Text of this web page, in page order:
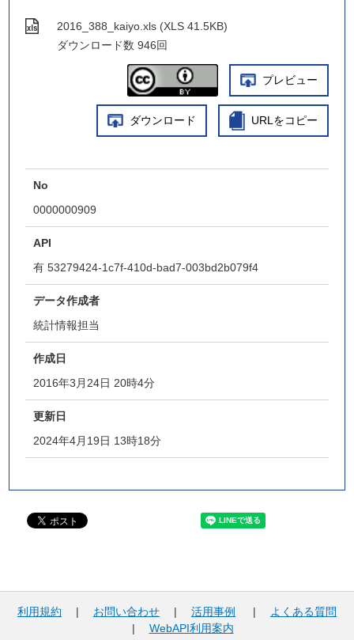
2016_388_kaiyo.xls (XLS 41.5KB)
ダウンロード数 946回
プレビュー
ダウンロード URLをコピー
No
0000000909
API
有 53279424-1c7f-410d-bad7-003bd2b079f4
データ作成者
統計情報担当
作成日
2016年3月24日 20時4分
更新日
2024年4月19日 13時18分
利用規約 | お問い合わせ | 活用事例 |
よくある質問
| WebAPI利用案内